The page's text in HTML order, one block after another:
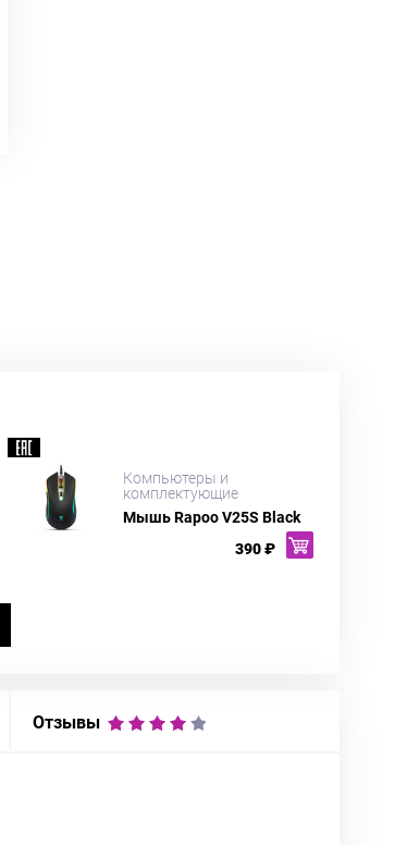
Компьютеры и
комплектующие
Мышь Rapoo V25S Black
390 ₽
Отзывы